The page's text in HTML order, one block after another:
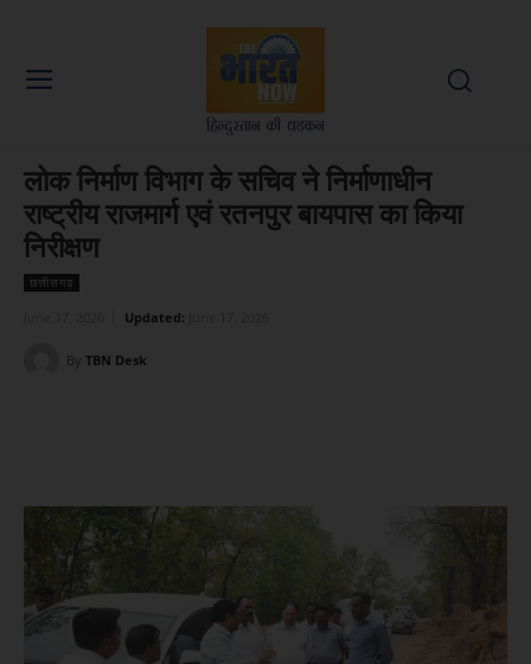
लोक निर्माण विभाग के सचिव ने निर्माणाधीन
राष्ट्रीय राजमार्ग एवं रतनपुर बायपास का किया
निरीक्षण
छत्तीसगढ़
Updated:
By TBN Desk